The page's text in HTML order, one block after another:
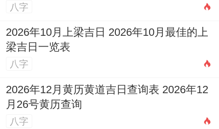
础，为新年蓄力。
八字
2026年10月上梁吉日 2026年10月最佳的上
梁吉日一览表
八字
2026年12月黄历黄道吉日查询表 2026年12
月26号黄历查询
八字